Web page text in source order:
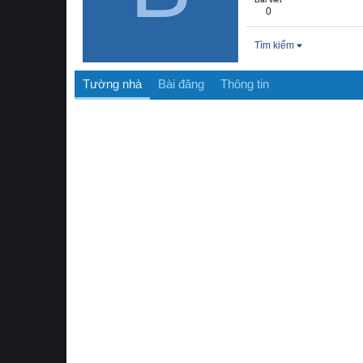
0
Tìm kiếm
Tường nhà Bài đăng Thông tin